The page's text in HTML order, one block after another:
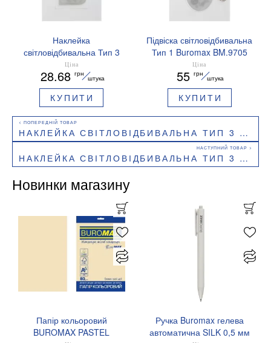
Наклейка
світловідбивальна Тип 3
Buromax BM.9722 Серце
Ціна
28.68 грн
штука
КУПИТИ
Підвіска світловідбивальна
Тип 1 Buromax BM.9705
Овал
Ціна
55 грн
штука
КУПИТИ
НАКЛЕЙКА СВІТЛОВІДБИВАЛЬНА ТИП 3 BUROMAX BM.9723 ДОБРОГО ВЕЧОРА МИ З УКРАЇНИ
НАКЛЕЙКА СВІТЛОВІДБИВАЛЬНА ТИП 3 BUROMAX BM.9722 СЕРЦЕ
Новинки магазину
Папір кольоровий
BUROMAX PASTEL
Ручка Buromax гелева
автоматична SILK 0,5 мм